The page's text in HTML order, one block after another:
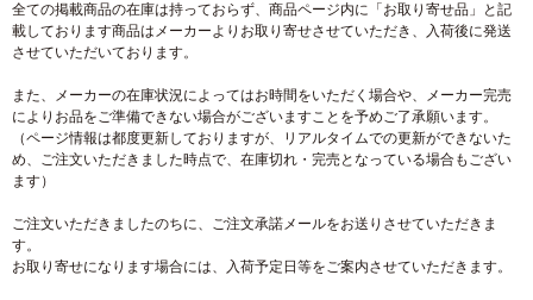
全ての掲載商品の在庫は持っておらず、商品ページ内に「お取り寄せ品」と記
載しております商品はメーカーよりお取り寄せさせていただき、入荷後に発送
させていただいております。
また、メーカーの在庫状況によってはお時間をいただく場合や、メーカー完売
によりお品をご準備できない場合がございますことを予めご了承願います。
（ページ情報は都度更新しておりますが、リアルタイムでの更新ができないた
め、ご注文いただきました時点で、在庫切れ・完売となっている場合もござい
ます）
ご注文いただきましたのちに、ご注文承諾メールをお送りさせていただきま
す。
お取り寄せになります場合には、入荷予定日等をご案内させていただきます。